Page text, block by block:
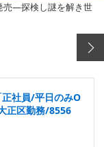
売―探検し謎を解き世
社員/平日のみO
正区勤務/8556